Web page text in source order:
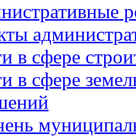
в сфере
в сфере